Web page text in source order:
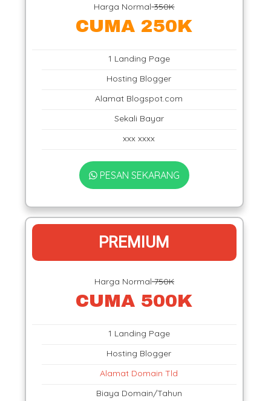
Harga Normal350K
CUMA 250K
1 Landing Page
Hosting Blogger
Alamat Blogspot.com
Sekali Bayar
xxx xxxx
PESAN SEKARANG
PREMIUM
Harga Normal750K
CUMA 500K
1 Landing Page
Hosting Blogger
Alamat Domain Tld
Biaya Domain/Tahun